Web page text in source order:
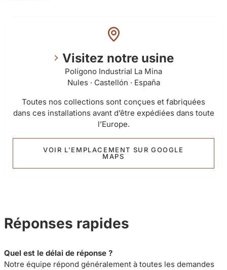
Visitez notre usine
Polígono Industrial La Mina
Nules · Castellón · España
Toutes nos collections sont conçues et fabriquées
dans ces installations avant d’être expédiées dans toute
l’Europe.
VOIR L’EMPLACEMENT SUR GOOGLE
MAPS
Réponses rapides
Quel est le délai de réponse ?
Notre équipe répond généralement à toutes les demandes